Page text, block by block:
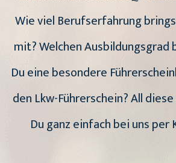
Wie viel Berufserfahrung
mit? Welchen
Du eine besondere
den Lkw-Führerschein? All
Du ganz einfach bei uns per